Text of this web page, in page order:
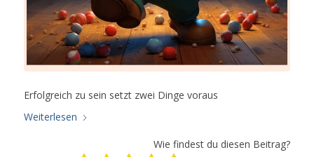
Erfolgreich zu sein setzt zwei Dinge voraus
Weiterlesen
Wie findest du diesen Beitrag?